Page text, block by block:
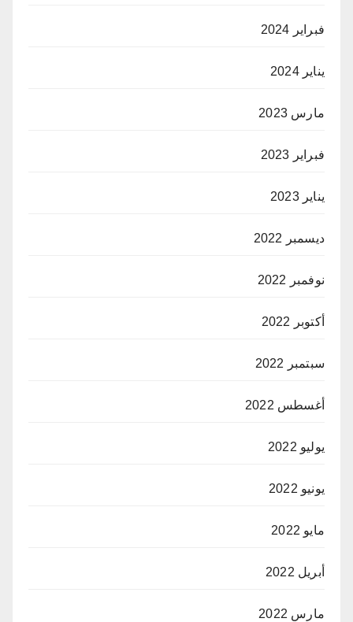
فبراير 2024
يناير 2024
مارس 2023
فبراير 2023
يناير 2023
ديسمبر 2022
نوفمبر 2022
أكتوبر 2022
سبتمبر 2022
أغسطس 2022
يوليو 2022
يونيو 2022
مايو 2022
أبريل 2022
مارس 2022